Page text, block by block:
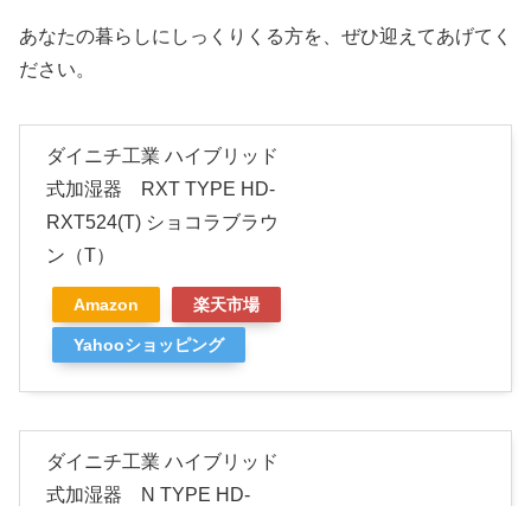
あなたの暮らしにしっくりくる方を、ぜひ迎えてあげてく
ださい。
ダイニチ工業 ハイブリッド
式加湿器 RXT TYPE HD-
RXT524(T) ショコラブラウ
ン（T）
Amazon 楽天市場
Yahooショッピング
ダイニチ工業 ハイブリッド
式加湿器 N TYPE HD-